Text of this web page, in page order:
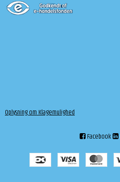
Oplysning om Klagemulighed
Facebook